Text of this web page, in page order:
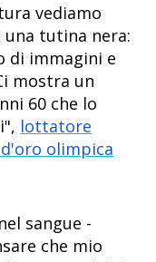
vediamo
una tutina nera:
di immagini e
mostra un
60 che lo
lottatore
olimpica
sangue -
che mio